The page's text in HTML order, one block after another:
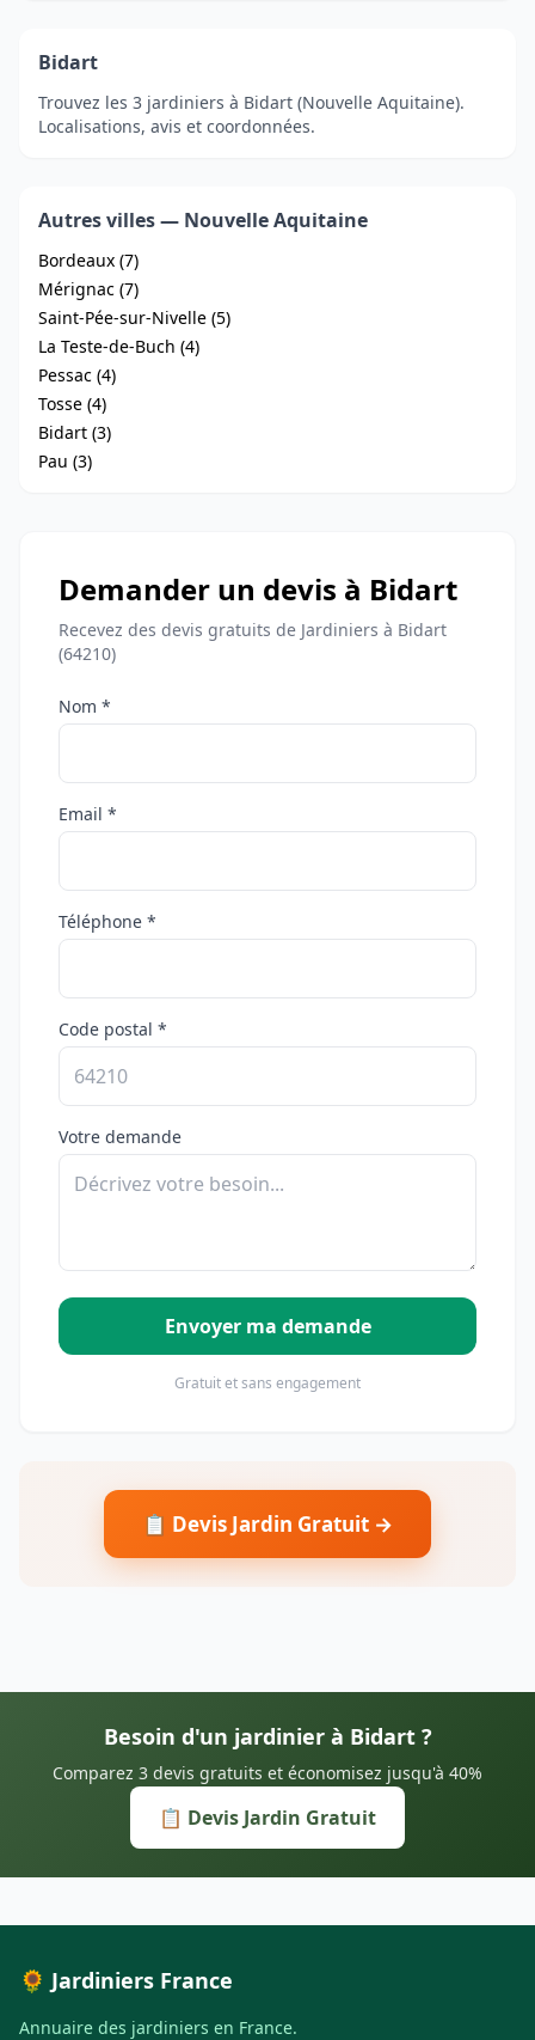
Bidart
Trouvez les 3 jardiniers à Bidart (Nouvelle Aquitaine).
Localisations, avis et coordonnées.
Autres villes — Nouvelle Aquitaine
Bordeaux (7)
Mérignac (7)
Saint-Pée-sur-Nivelle (5)
La Teste-de-Buch (4)
Pessac (4)
Tosse (4)
Bidart (3)
Pau (3)
Demander un devis à Bidart
Recevez des devis gratuits de Jardiniers à Bidart
(64210)
Nom *
Email *
Téléphone *
Code postal *
Votre demande
Envoyer ma demande
Gratuit et sans engagement
📋 Devis Jardin Gratuit →
Besoin d'un jardinier à Bidart ?
Comparez 3 devis gratuits et économisez jusqu'à 40%
📋 Devis Jardin Gratuit
🌻 Jardiniers France
Annuaire des jardiniers en France.